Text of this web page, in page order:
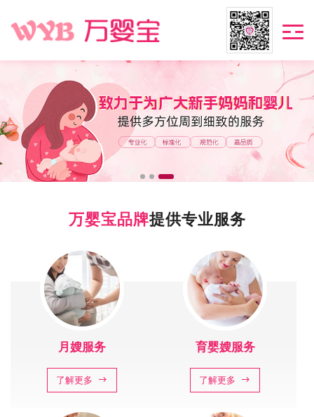
万婴宝品牌提供专业服务
月嫂服务
了解更多
育婴嫂服务
了解更多